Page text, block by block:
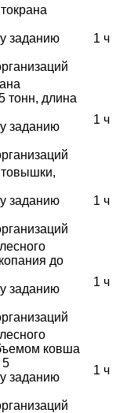
заданию
1 ч
тонн, длина
заданию
1 ч
заданию
1 ч
до
заданию
1 ч
ковша
5
заданию
1 ч